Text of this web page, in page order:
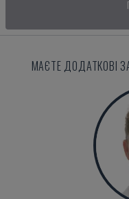
МАЄТЕ ДОДАТКОВІ